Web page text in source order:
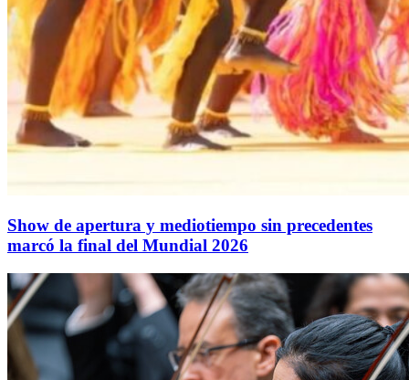
Show de apertura y mediotiempo sin precedentes
marcó la final del Mundial 2026